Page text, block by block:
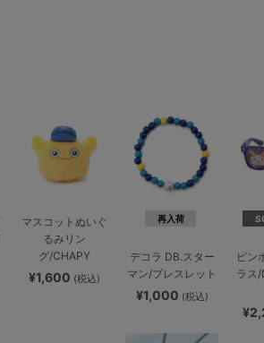
マスコットぬいぐ
るみリン
グ/CHAPY
¥1,600 (税込)
再入荷
デコラ DB.スター
マン/ブレスレット
¥1,000 (税込)
ピン
ラス/